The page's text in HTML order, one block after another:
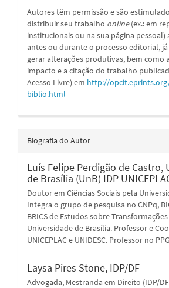
Autores têm permissão e são
distribuir seu trabalho online(ex.: em
institucionais ou na sua página
antes ou durante o processo editorial,
gerar alterações produtivas, bem como
impacto e a citação do trabalho
Acesso Livre) em http://
biblio.html
Biografia do Autor
Luís Felipe Perdigão de Castro,
de Brasília (UnB) IDP
Doutor em Ciências Sociais pela
Integra o grupo de pesquisa no CNPq,
BRICS de Estudos sobre
Universidade de Brasília. Professor e
UNICEPLAC e UNIDESC. Professor no
Laysa Pires Stone, IDP/DF
Advogada, Mestranda em Direito (IDP/